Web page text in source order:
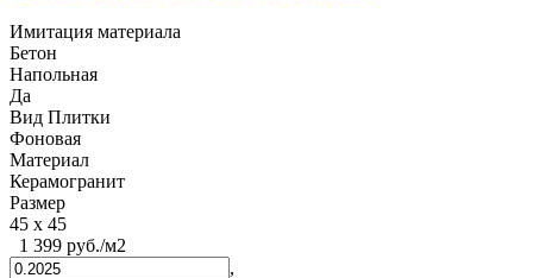
Имитация материала
Бетон
Напольная
Да
Вид Плитки
Фоновая
Материал
Керамогранит
Размер
45 x 45
1 399 руб./м2
,